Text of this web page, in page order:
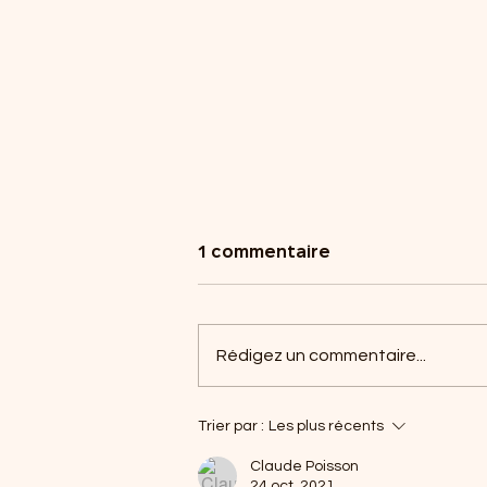
Viser l'équilibre
1 commentaire
Rédigez un commentaire...
Trier par : Les plus récents
Claude Poisson